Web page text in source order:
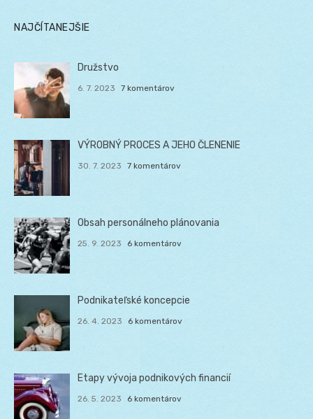
NAJČÍTANEJŠIE
Družstvo
6. 7. 2023 7 komentárov
VÝROBNÝ PROCES A JEHO ČLENENIE
30. 7. 2023 7 komentárov
Obsah personálneho plánovania
25. 9. 2023 6 komentárov
Podnikateľské koncepcie
26. 4. 2023 6 komentárov
Etapy vývoja podnikových financií
26. 5. 2023 6 komentárov